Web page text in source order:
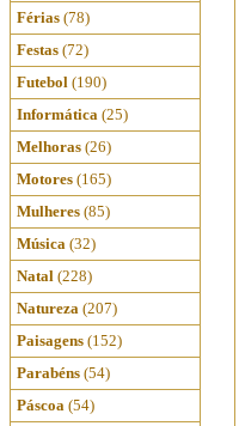
Férias (78)
Festas (72)
Futebol (190)
Informática (25)
Melhoras (26)
Motores (165)
Mulheres (85)
Música (32)
Natal (228)
Natureza (207)
Paisagens (152)
Parabéns (54)
Páscoa (54)